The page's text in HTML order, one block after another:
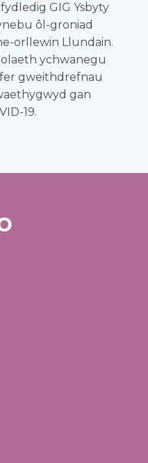
GIG Ysbyty
ôl-groniad
orllewin Llundain.
ychwanegu
gweithdrefnau
gan
19.